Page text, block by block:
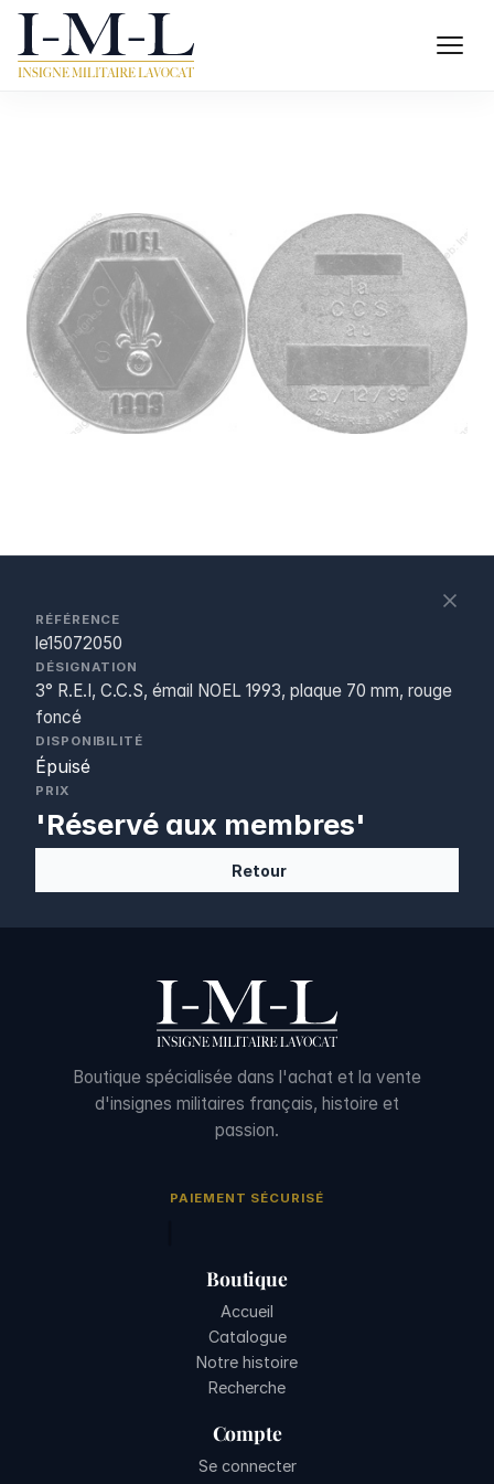
RÉFÉRENCE
le15072050
DÉSIGNATION
3° R.E.I, C.C.S, émail NOEL 1993, plaque 70 mm, rouge
foncé
DISPONIBILITÉ
Épuisé
PRIX
'Réservé aux membres'
Retour
Boutique spécialisée dans l'achat et la vente
d'insignes militaires français, histoire et
passion.
PAIEMENT SÉCURISÉ
Boutique
Accueil
Catalogue
Notre histoire
Recherche
Compte
Se connecter